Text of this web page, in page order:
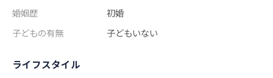
婚姻歴
初婚
子どもの有無
子どもいない
ライフスタイル